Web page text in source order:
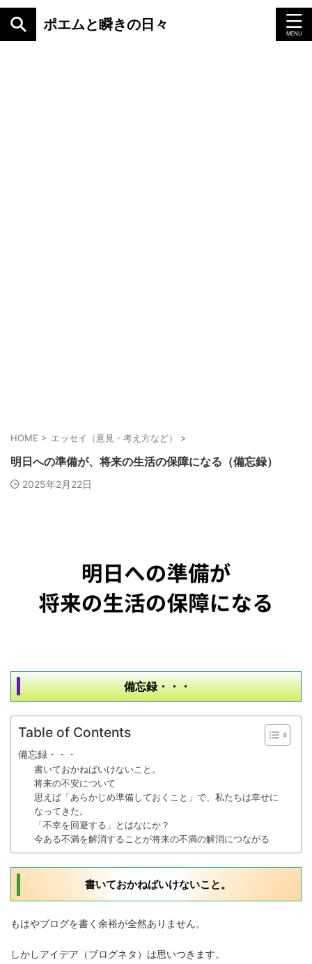
ポエムと瞬きの日々
HOME > エッセイ（意見・考え方など） >
明日への準備が、将来の生活の保障になる（備忘録）
2025年2月22日
備忘録・・・
Table of Contents
備忘録・・・
書いておかねばいけないこと。
将来の不安について
思えば「あらかじめ準備しておくこと」で、私たちは幸せに
なってきた。
「不幸を回避する」とはなにか？
今ある不満を解消することが将来の不満の解消につながる
書いておかねばいけないこと。
もはやブログを書く余裕が全然ありません。
しかしアイデア（ブログネタ）は思いつきます。